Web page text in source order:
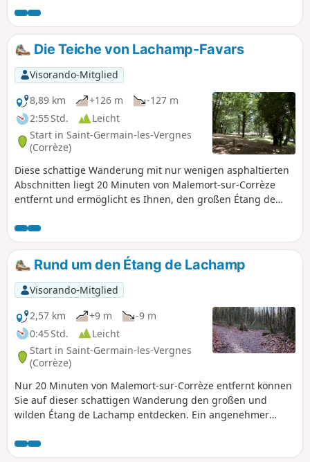
Weinberg an den Hängen der Vézère in der
Gemeinde Allassac, entdeckt. Einige steile
Anstiege und Wege, die in der Regenzeit
schlammig sein können, aber ein schönes
Panorama.
Die Teiche von Lachamp-Favars
Visorando-Mitglied
8,89 km
+126 m
-127 m
2:55 Std.
Leicht
Start in Saint-Germain-les-Vergnes
(Corrèze)
Diese schattige Wanderung mit nur wenigen asphaltierten
Abschnitten liegt 20 Minuten von Malemort-sur-Corrèze
entfernt und ermöglicht es Ihnen, den großen Étang de
Angenehmer Spaziergang bei großer Hitze. Diese
Wanderung dauert 2,5 Stunden.
Rund um den Étang de Lachamp
Visorando-Mitglied
2,57 km
+9 m
-9 m
0:45 Std.
Leicht
Start in Saint-Germain-les-Vergnes
(Corrèze)
Nur 20 Minuten von Malemort-sur-Corrèze entfernt können
Sie auf dieser schattigen Wanderung den großen und
wilden Étang de Lachamp entdecken. Ein angenehmer